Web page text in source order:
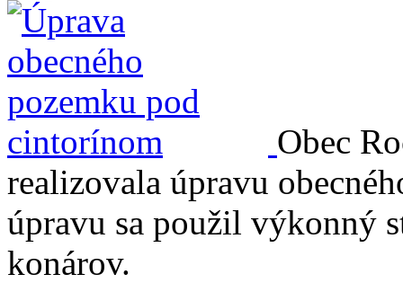
Obec
realizovala úpravu
úpravu sa použil výkonný
konárov.